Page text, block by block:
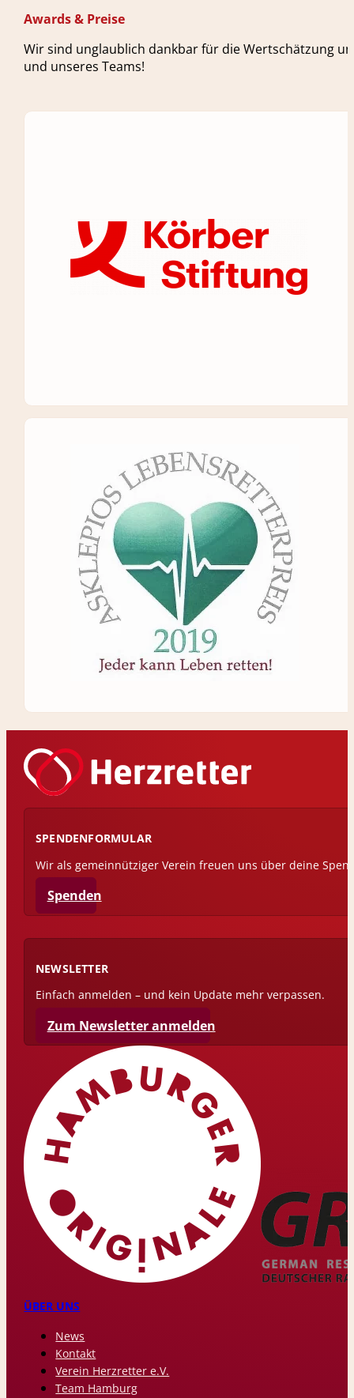
Awards & Preise
Wir sind unglaublich dankbar für die Wertschätzung
und unseres Teams!
NEWSLETTER
Einfach anmelden – und kein Update mehr verpassen.
Zum Newsletter anmelden
SPENDENFORMULAR
Wir als gemeinnütziger Verein freuen uns über deine
Spenden
ÜBER UNS
News
Kontakt
Verein Herzretter e.V.
Team Hamburg